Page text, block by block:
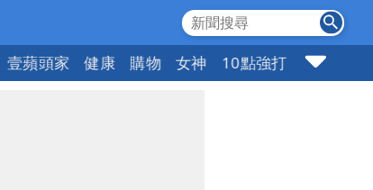
壹蘋頭家 健康 購物 女神 10點強打